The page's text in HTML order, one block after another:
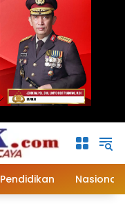
Pendidikan Nasional